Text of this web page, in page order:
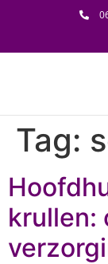
Tag:
krullen: